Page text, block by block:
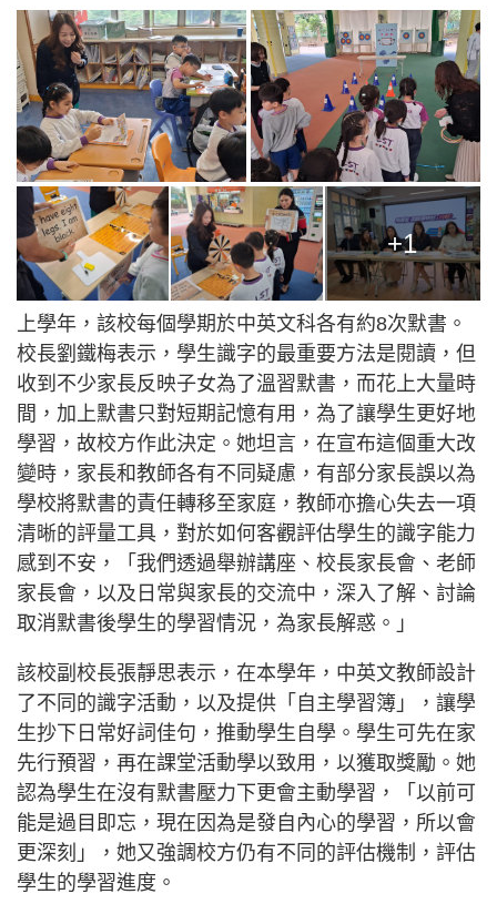
+1
上學年，該校每個學期於中英文科各有約8次默書。
校長劉鐵梅表示，學生識字的最重要方法是閱讀，但
收到不少家長反映子女為了溫習默書，而花上大量時
間，加上默書只對短期記憶有用，為了讓學生更好地
學習，故校方作此決定。她坦言，在宣布這個重大改
變時，家長和教師各有不同疑慮，有部分家長誤以為
學校將默書的責任轉移至家庭，教師亦擔心失去一項
清晰的評量工具，對於如何客觀評估學生的識字能力
感到不安，「我們透過舉辦講座、校長家長會、老師
家長會，以及日常與家長的交流中，深入了解、討論
取消默書後學生的學習情況，為家長解惑。」
該校副校長張靜思表示，在本學年，中英文教師設計
了不同的識字活動，以及提供「自主學習簿」，讓學
生抄下日常好詞佳句，推動學生自學。學生可先在家
先行預習，再在課堂活動學以致用，以獲取獎勵。她
認為學生在沒有默書壓力下更會主動學習，「以前可
能是過目即忘，現在因為是發自內心的學習，所以會
更深刻」，她又強調校方仍有不同的評估機制，評估
學生的學習進度。